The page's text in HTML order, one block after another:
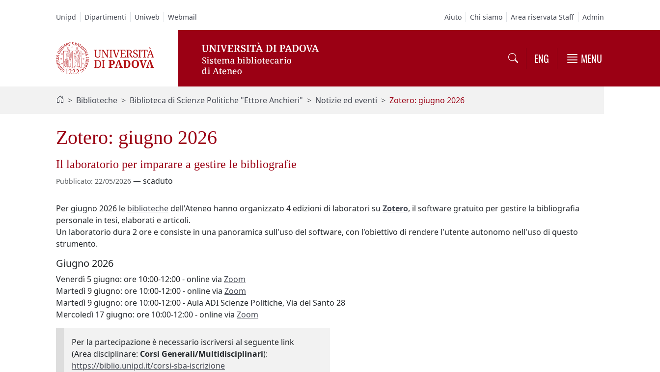
Unipd Dipartimenti Uniweb Webmail Aiuto Chi siamo Area riservata Staff Admin
ENG MENU
Biblioteche Biblioteca di Scienze Politiche "Ettore Anchieri" Notizie ed eventi Zotero: giugno 2026
Zotero: giugno 2026
Il laboratorio per imparare a gestire le bibliografie
Pubblicato: 22/05/2026 —scaduto
Per giugno 2026 le bibliotechedell'Ateneo hanno organizzato 4 edizioni di laboratori su Zotero, il software gratuito per gestire la bibliografia
personale in tesi, elaborati e articoli.
Un laboratorio dura 2 ore e consiste in una panoramica sull'uso del software, con l'obiettivo di rendere l'utente autonomo nell'uso di questo
strumento.
Giugno 2026
Venerdì 5 giugno: ore 10:00-12:00 - online via Zoom
Martedì 9 giugno: ore 10:00-12:00 - online via Zoom
Martedì 9 giugno: ore 10:00-12:00 - Aula ADI Scienze Politiche, Via del Santo 28
Mercoledì 17 giugno: ore 10:00-12:00 - online via Zoom
Per la partecipazione è necessario iscriversi al seguente link
(Area disciplinare: Corsi Generali/Multidisciplinari):
https://biblio.unipd.it/corsi-sba-iscrizione